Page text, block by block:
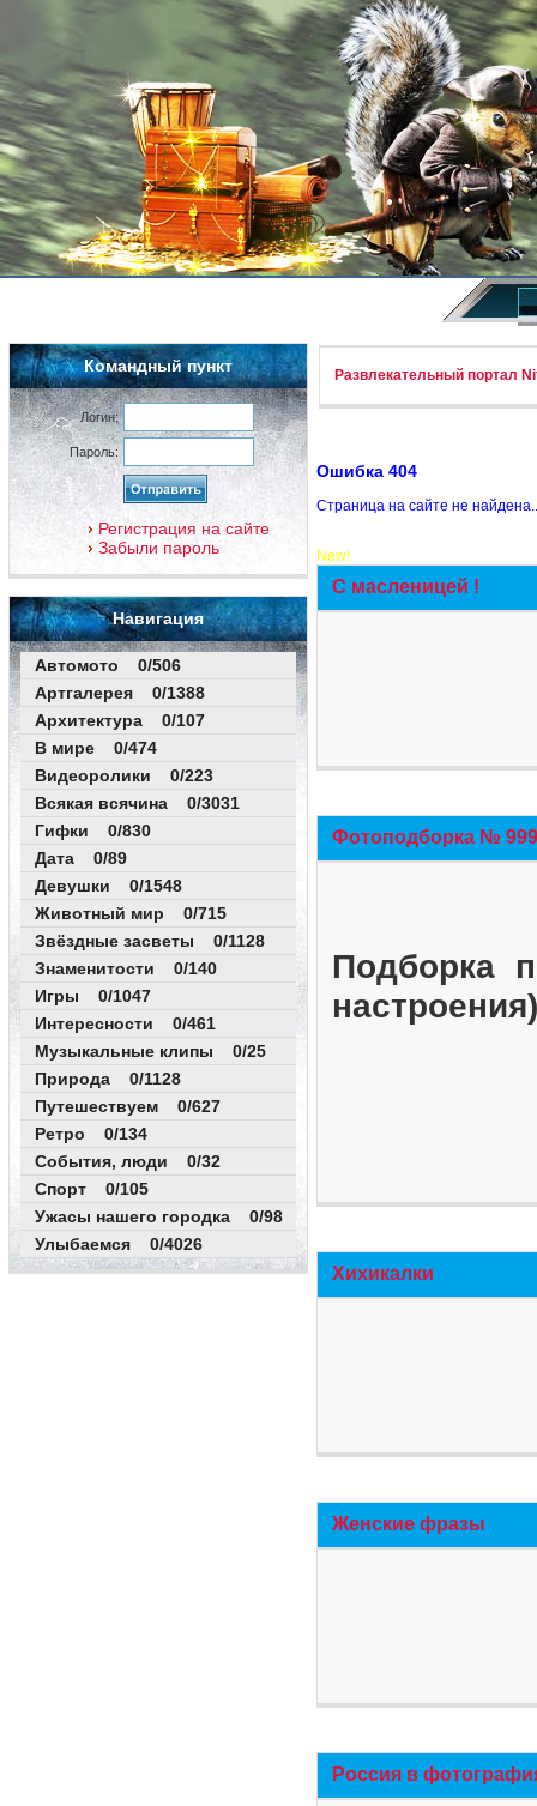
Командный пункт
Логин:
Пароль:
Регистрация на сайте
Забыли пароль
Навигация
Автомото 0/506
Артгалерея 0/1388
Архитектура 0/107
В мире 0/474
Видеоролики 0/223
Всякая всячина 0/3031
Гифки 0/830
Дата 0/89
Девушки 0/1548
Животный мир 0/715
Звёздные засветы 0/1128
Знаменитости 0/140
Игры 0/1047
Интересности 0/461
Музыкальные клипы 0/25
Природа 0/1128
Путешествуем 0/627
Ретро 0/134
События, люди 0/32
Спорт 0/105
Ужасы нашего городка 0/98
Улыбаемся 0/4026
Развлекательный портал
Ошибка 404
Страница на сайте не
New!
С масленицей !
Фотоподборка №
Подборка
Хихикалки
Женские фразы
Россия в